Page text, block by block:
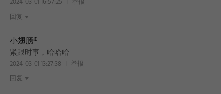
2024-03-01 16:57:25
举报
回复
小翅膀®
紧跟时事，哈哈哈
2024-03-01 13:27:38
举报
回复